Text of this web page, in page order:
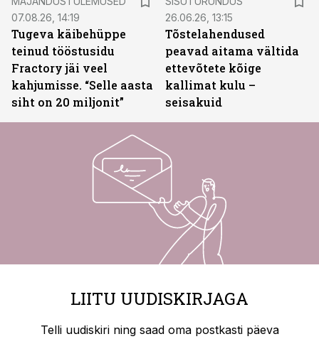
07.08.26, 14:19
Tugeva käibehüppe
teinud tööstusidu
Fractory jäi veel
kahjumisse. “Selle aasta
siht on 20 miljonit”
26.06.26, 13:15
Tõstelahendused
peavad aitama vältida
ettevõtete kõige
kallimat kulu –
seisakuid
LIITU UUDISKIRJAGA
Telli uudiskiri ning saad oma postkasti päeva